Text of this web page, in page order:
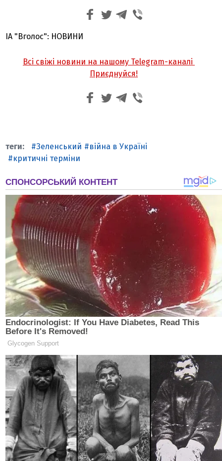
ІА "Вголос": НОВИНИ
Всі свіжі новини на нашому Telegram-каналі
Приєднуйся!
Зеленський
війна в Україні
критичні терміни